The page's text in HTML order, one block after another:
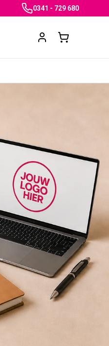
0341 - 729 680